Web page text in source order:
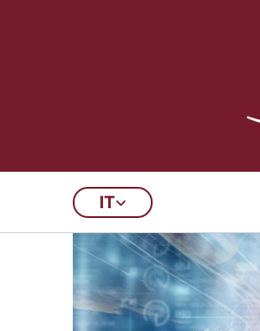
IT